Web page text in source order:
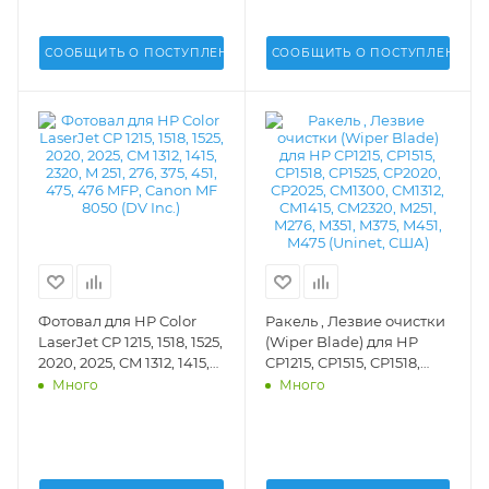
СООБЩИТЬ О ПОСТУПЛЕНИИ СООБЩИТЬ О ПОСТУПЛЕНИИ
Фотовал для HP Color
LaserJet CP 1215, 1518, 1525,
2020, 2025, CM 1312, 1415,
2320, M 251, 276, 375, 451,
Много
Ракель , Лезвие очистки
(Wiper Blade) для HP
CP1215, CP1515, CP1518,
CP1525, CP2020, CP2025,
Много